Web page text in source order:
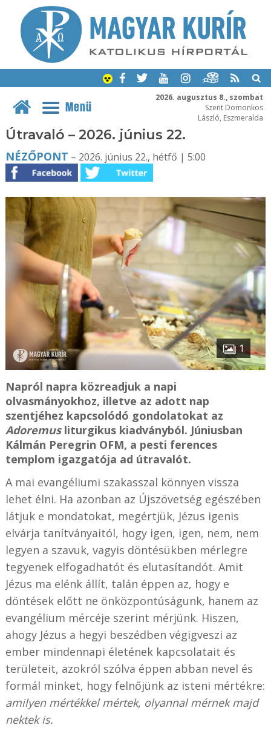
2026. augusztus 8., szombat
Szent Domonkos
László, Eszmeralda
Menü
Útravaló – 2026. június 22.
NÉZŐPONT – 2026. június 22., hétfő | 5:00
1
Napról napra közreadjuk a napi
olvasmányokhoz, illetve az adott nap
szentjéhez kapcsolódó gondolatokat az
Adoremusliturgikus kiadványból. Júniusban
Kálmán Peregrin OFM, a pesti ferences
templom igazgatója ad útravalót.
A mai evangéliumi szakasszal könnyen vissza
lehet élni. Ha azonban az Újszövetség egészében
látjuk e mondatokat, megértjük, Jézus igenis
elvárja tanítványaitól, hogy igen, igen, nem, nem
legyen a szavuk, vagyis döntésükben mérlegre
tegyenek elfogadhatót és elutasítandót. Amit
Jézus ma elénk állít, talán éppen az, hogy e
döntések előtt ne önközpontúságunk, hanem az
evangélium mércéje szerint mérjünk. Hiszen,
ahogy Jézus a hegyi beszédben végigveszi az
ember mindennapi életének kapcsolatait és
területeit, azokról szólva éppen abban nevel és
formál minket, hogy felnőjünk az isteni mértékre:
amilyen mértékkel mértek, olyannal mérnek majd
nektek is.